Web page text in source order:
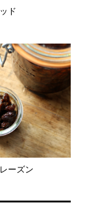
ド
ーズン